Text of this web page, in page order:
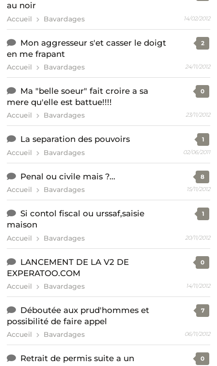
au noir
Accueil Bavardages 14/02/2012
Mon aggresseur s'et casser le doigt
en me frapant
Accueil Bavardages
2
24/11/2012
Ma "belle soeur" fait croire a sa
mere qu'elle est battue!!!!
Accueil Bavardages
0
23/11/2012
La separation des pouvoirs
Accueil Bavardages
1
02/06/2011
Penal ou civile mais ?...
Accueil Bavardages
8
15/11/2012
Si contol fiscal ou urssaf,saisie
maison
Accueil Bavardages
1
20/11/2012
LANCEMENT DE LA V2 DE
EXPERATOO.COM
Accueil Bavardages
0
14/11/2012
Déboutée aux prud'hommes et
possibilité de faire appel
Accueil Bavardages
7
06/11/2012
Retrait de permis suite a un
0